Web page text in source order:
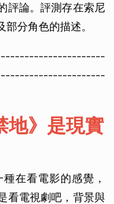
評論。評測存在索尼
分角色的描述。
地》是現實
在看電影的感覺，
看電視劇吧，背景與